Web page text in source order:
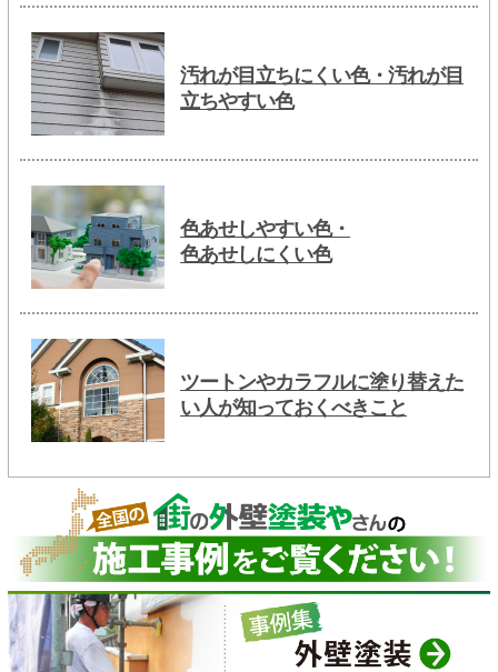
汚れが目立ちにくい色・汚れが目
立ちやすい色
色あせしやすい色・
色あせしにくい色
ツートンやカラフルに塗り替えた
い人が知っておくべきこと